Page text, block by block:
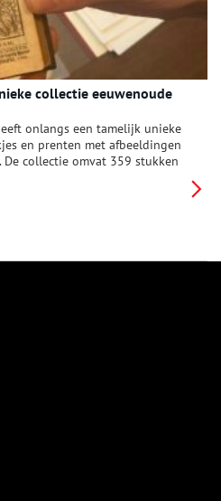
collectie eeuwenoude
onlangs een tamelijk unieke
en prenten met afbeeldingen
collectie omvat 359 stukken